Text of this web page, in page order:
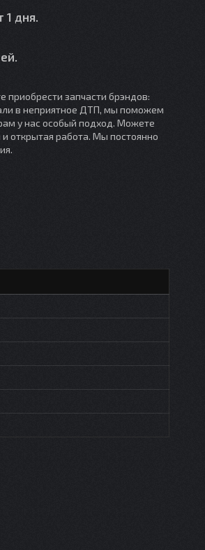
1 дня.
запчасти брэндов:
в неприятное ДТП, мы поможем
у нас особый подход. Можете
открытая работа. Мы постоянно